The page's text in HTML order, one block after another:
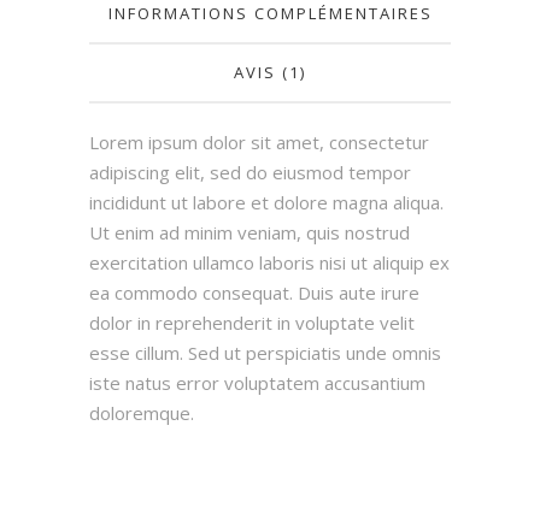
INFORMATIONS COMPLÉMENTAIRES
AVIS (1)
Lorem ipsum dolor sit amet, consectetur
adipiscing elit, sed do eiusmod tempor
incididunt ut labore et dolore magna aliqua.
Ut enim ad minim veniam, quis nostrud
exercitation ullamco laboris nisi ut aliquip ex
ea commodo consequat. Duis aute irure
dolor in reprehenderit in voluptate velit
esse cillum. Sed ut perspiciatis unde omnis
iste natus error voluptatem accusantium
doloremque.